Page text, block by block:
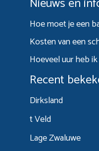
Hoe moet je een
Kosten van een
Hoeveel uur heb
Recent
Dirksland
t Veld
Lage Zwaluwe